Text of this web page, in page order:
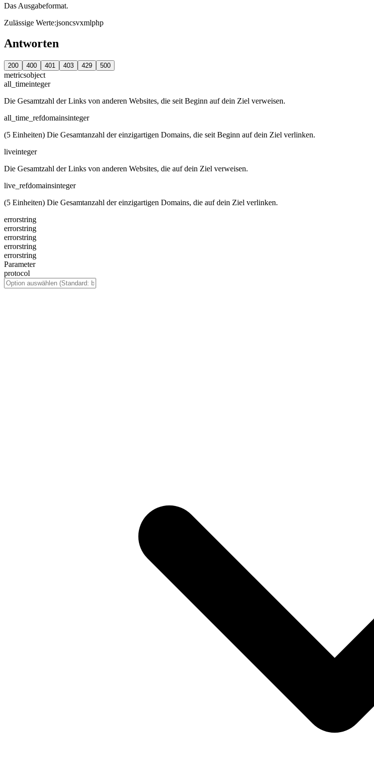
Das Ausgabeformat.
Zulässige Werte:jsoncsvxmlphp
Antworten
200 400 401 403 429 500
metricsobject
all_timeinteger
Die Gesamtzahl der Links von anderen Websites, die seit Beginn auf dein Ziel verweisen.
all_time_refdomainsinteger
(5 Einheiten) Die Gesamtanzahl der einzigartigen Domains, die seit Beginn auf dein Ziel verlinken.
liveinteger
Die Gesamtzahl der Links von anderen Websites, die auf dein Ziel verweisen.
live_refdomainsinteger
(5 Einheiten) Die Gesamtanzahl der einzigartigen Domains, die auf dein Ziel verlinken.
errorstring
errorstring
errorstring
errorstring
errorstring
Parameter
protocol